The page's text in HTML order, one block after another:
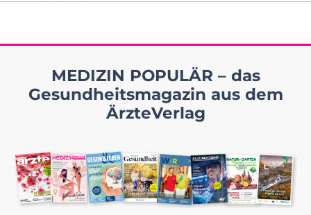
MEDIZIN POPULÄR – das
Gesundheitsmagazin aus dem
ÄrzteVerlag